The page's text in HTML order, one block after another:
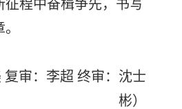
征程中奋楫争先，书写
复审：李超 终审：沈士
彬）